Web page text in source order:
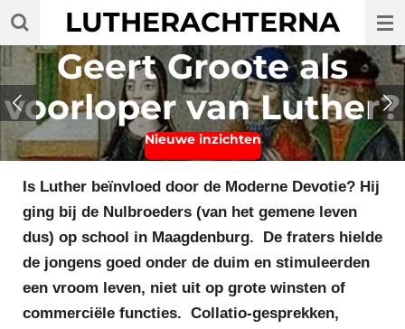
Ga
naar
hoofdinhoud
LUTHERACHTERNA
Geert Groote als
voorloper van Luther?
Nieuwe inzichten
Is Luther beïnvloed door de Moderne Devotie? Hij
ging bij de Nulbroeders (van het gemene leven
dus) op school in Maagdenburg. De fraters hielde
de jongens goed onder de duim en stimuleerden
een vroom leven, niet uit op grote winsten of
commerciële functies. Collatio-gesprekken,